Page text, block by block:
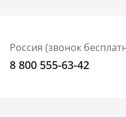
Россия (звонок
8 800 555-63-42